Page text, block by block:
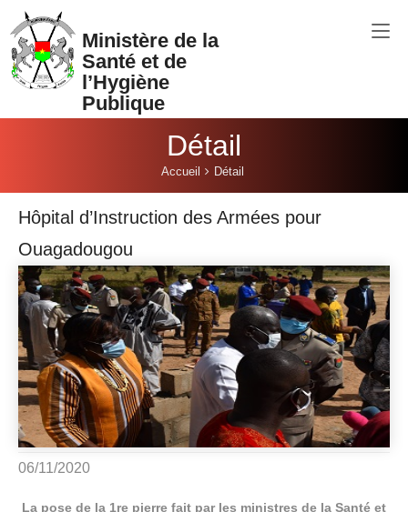
Aller au contenu principal
Ministère de la
Santé et de
l’Hygiène
Publique
Détail
Accueil Détail
Hôpital d’Instruction des Armées pour
Ouagadougou
06/11/2020
La pose de la 1re pierre fait par les ministres de la Santé et